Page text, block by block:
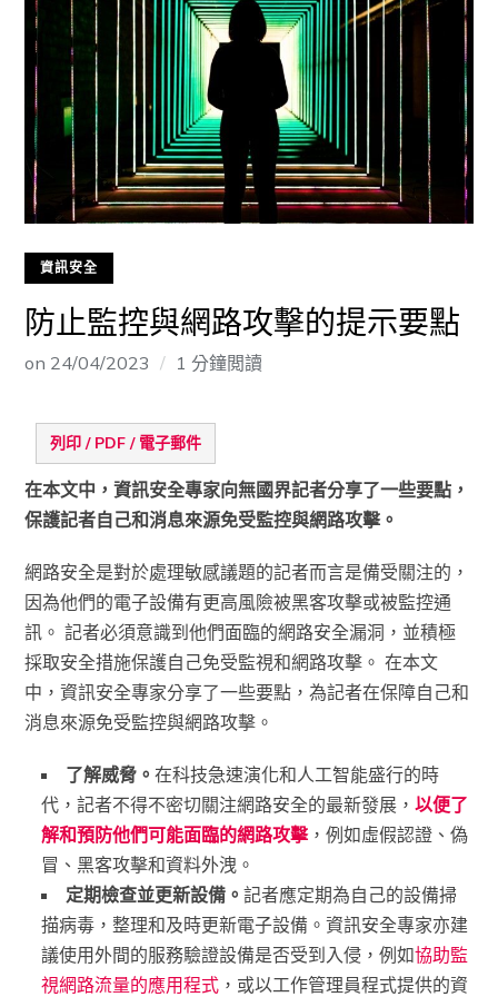
資訊安全
防止監控與網路攻擊的提示要點
on 24/04/2023 1 分鐘閲讀
列印 / PDF / 電子郵件
在本文中，資訊安全專家向無國界記者分享了一些要點，
保護記者自己和消息來源免受監控與網路攻擊。
網路安全是對於處理敏感議題的記者而言是備受關注的，
因為他們的電子設備有更高風險被黑客攻擊或被監控通
訊。 記者必須意識到他們面臨的網路安全漏洞，並積極
採取安全措施保護自己免受監視和網路攻擊。 在本文
中，資訊安全專家分享了一些要點，為記者在保障自己和
消息來源免受監控與網路攻擊。
了解威脅。在科技急速演化和人工智能盛行的時
代，記者不得不密切關注網路安全的最新發展，以便了
解和預防他們可能面臨的網路攻擊，例如虛假認證、偽
冒、黑客攻擊和資料外洩。
定期檢查並更新設備。記者應定期為自己的設備掃
描病毒，整理和及時更新電子設備。資訊安全專家亦建
議使用外間的服務驗證設備是否受到入侵，例如協助監
視網路流量的應用程式 ，或以工作管理員程式提供的資